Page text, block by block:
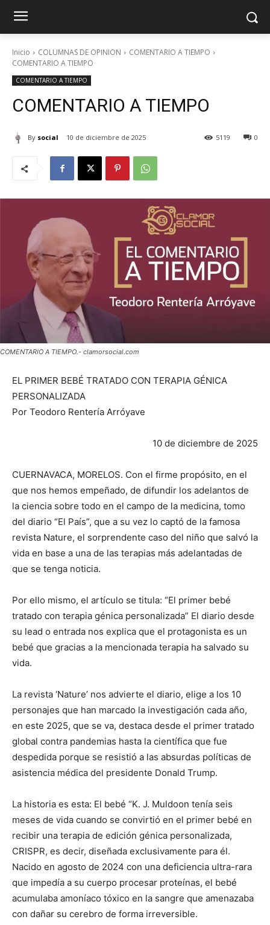
Inicio COLUMNAS DE OPINION
COMENTARIO A TIEMPO
COMENTARIO A TIEMPO
COMENTARIO A TIEMPO
COMENTARIO A TIEMPO
By social 10 de diciembre de 2025 0
5119
COMENTARIO A TIEMPO.- clamorsocial.com
EL PRIMER BEBÉ TRATADO CON TERAPIA GÉNICA
PERSONALIZADA
Por Teodoro Rentería Arróyave
10 de diciembre de 2025
CUERNAVACA, MORELOS. Con el firme propósito, en el
que nos hemos empeñado, de difundir los adelantos de
la ciencia sobre todo en el campo de la medicina, tomo
del diario “El País”, que a su vez lo captó de la famosa
revista Nature, el sorprendente caso del niño que salvó la
vida en base a una de las terapias más adelantadas de
que se tenga noticia.
Por ello mismo, el artículo se titula: “El primer bebé
tratado con terapia génica personalizada” El diario desde
su lead o entrada nos explica que el protagonista es un
bebé que gracias a la mencionada terapia ha salvado su
vida.
La revista ‘Nature’ nos advierte el diario, elige a los 10
personajes que han marcado la investigación cada año,
en este 2025, que se va, destaca desde el primer tratado
global contra pandemias hasta la científica que fue
despedida porque se resistió a las absurdas políticas de
asistencia médica del presidente Donald Trump.
La historia es esta: El bebé “K. J. Muldoon tenía seis
meses de vida cuando se convirtió en el primer bebé en
recibir una terapia de edición génica personalizada,
CRISPR, es decir, diseñada exclusivamente para él.
Nacido en agosto de 2024 con una deficiencia ultra-rara
que impedía a su cuerpo procesar proteínas, el bebé
acumulaba amoníaco tóxico en la sangre que amenazaba
con dañar su cerebro de forma irreversible.